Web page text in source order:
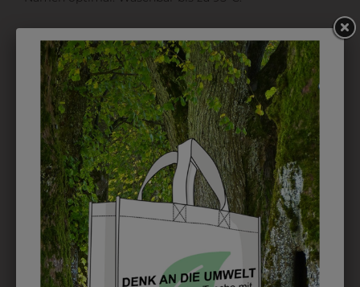
EMBLEM
Kann gestickt oder bedruckt werden. Sehr vielseitig
einsetzbar und beim Sticken wieder ab 1 Stück
möglich.
DRUCK
Perfekt für große Logos und für kleine Details, jedoch
kostet jede Farbe extra und ist erst ab 12 Stück
möglich. Waschbar bis zu 60°C.